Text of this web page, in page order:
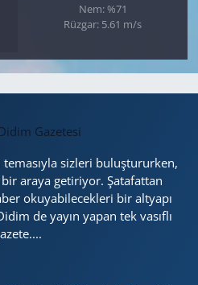
Nem: %71
Rüzgar: 5.61 m/s
sizleri buluştururken,
araya getiriyor. Şatafattan
okuyabilecekleri bir altyapı
de yayın yapan tek vasıflı